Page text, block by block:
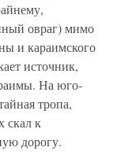
овраг) мимо
и караимского
источник,
На юго-
тропа,
скал к
дорогу.